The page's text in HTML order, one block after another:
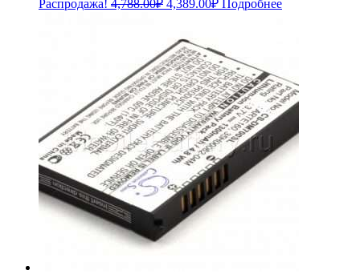
Распродажа! 4,788.00₽
4,788.00₽.
4,389.00₽
цена:
Подробнее